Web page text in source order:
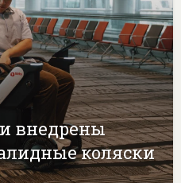
внедрены
коляски